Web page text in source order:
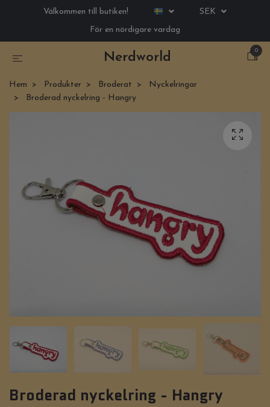
Välkommen till butiken!
SEK
För en nördigare vardag
Nerdworld
0
Hem Produkter Broderat
Nyckelringar
Broderad nyckelring - Hangry
Broderad nyckelring - Hangry